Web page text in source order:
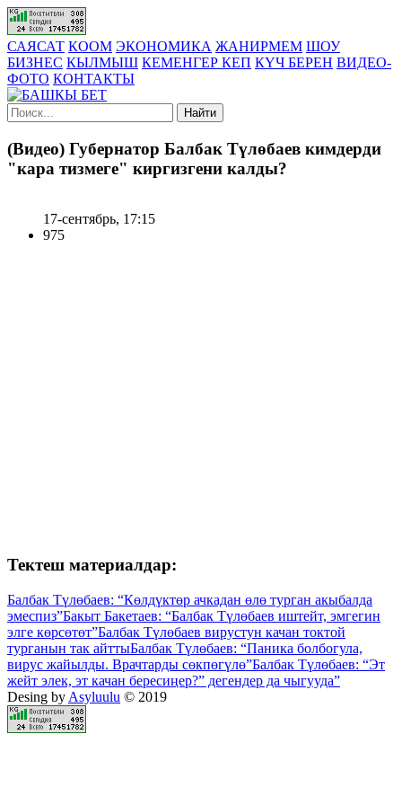
САЯСАТ КООМ ЭКОНОМИКА ЖАНИРМЕМ ШОУ
БИЗНЕС КЫЛМЫШ КЕМЕНГЕР КЕП КҮЧ БЕРЕН ВИДЕО-
ФОТО КОНТАКТЫ
Найти
(Видео) Губернатор Балбак Түлөбаев кимдерди
"кара тизмеге" киргизгени калды?
17-сентябрь, 17:15
975
Тектеш материалдар:
Балбак Түлөбаев: “Көлдүктөр ачкадан өлө турган акыбалда
эмеспиз”Бакыт Бакетаев: “Балбак Түлөбаев иштейт, эмгегин
элге көрсөтөт”Балбак Түлөбаев вирустун качан токтой
турганын так айттыБалбак Түлөбаев: “Паника болбогула,
вирус жайылды. Врачтарды сөкпөгүлө”Балбак Түлөбаев: “Эт
жейт элек, эт качан бересиңер?” дегендер да чыгууда”
Desing by Asyluulu © 2019